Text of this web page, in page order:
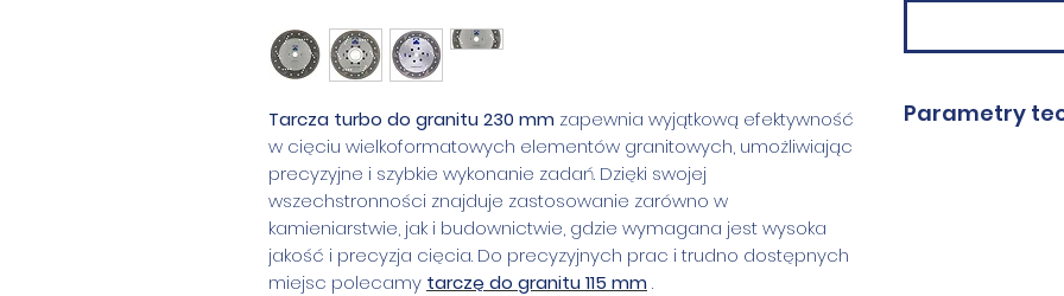
Tarcza turbo do granitu 230 mm zapewnia wyjątkową efektywność
w cięciu wielkoformatowych elementów granitowych, umożliwiając
precyzyjne i szybkie wykonanie zadań. Dzięki swojej
wszechstronności znajduje zastosowanie zarówno w
kamieniarstwie, jak i budownictwie, gdzie wymagana jest wysoka
jakość i precyzja cięcia. Do precyzyjnych prac i trudno dostępnych
miejsc polecamy tarczę do granitu 115 mm .
Parametry